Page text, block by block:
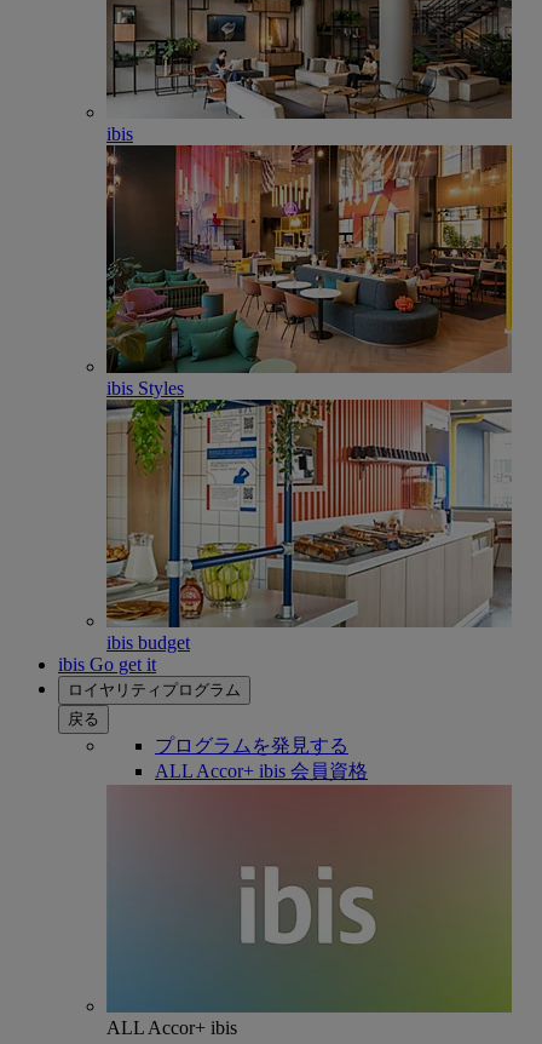
ibis
ibis Styles
ibis budget
ibis Go get it
ロイヤリティプログラム
戻る
プログラムを発見する
ALL Accor+ ibis 会員資格
ALL Accor+ ibis